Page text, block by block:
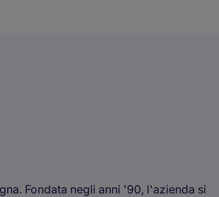
Fondata negli anni '90, l'azienda si